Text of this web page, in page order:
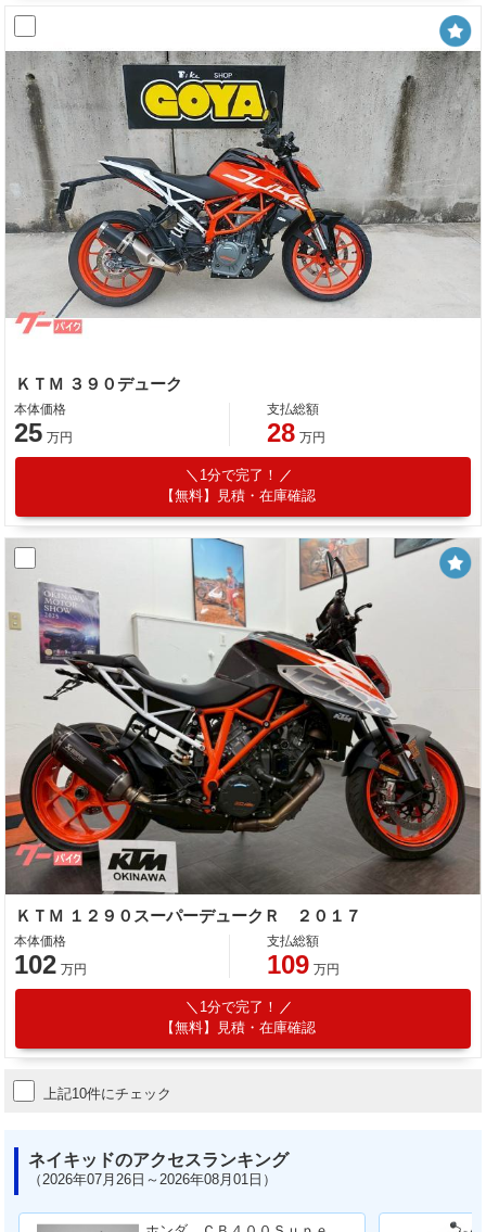
ＫＴＭ ３９０デューク
本体価格
25 万円
支払総額
28 万円
1分で完了！
【無料】見積・在庫確認
ＫＴＭ １２９０スーパーデュークＲ ２０１７
本体価格
102 万円
支払総額
109 万円
1分で完了！
【無料】見積・在庫確認
上記10件にチェック
ネイキッドのアクセスランキング
（2026年07月26日～2026年08月01日）